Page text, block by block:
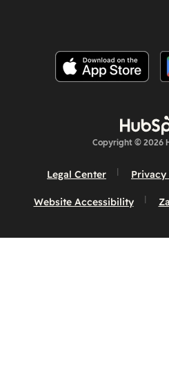
Copyright © 2026
Legal Center
Website Accessibility